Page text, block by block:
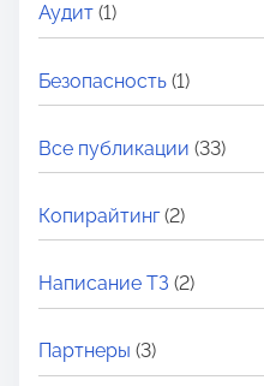
Аудит (1)
Безопасность (1)
Все публикации (33)
Копирайтинг(2)
Написание ТЗ (2)
Партнеры (3)